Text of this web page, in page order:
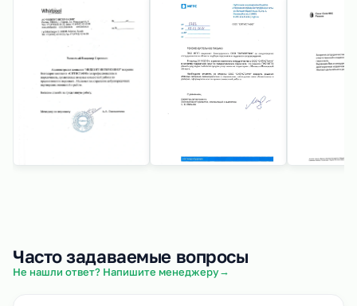
Часто задаваемые вопросы
Не нашли ответ? Напишите менеджеру→